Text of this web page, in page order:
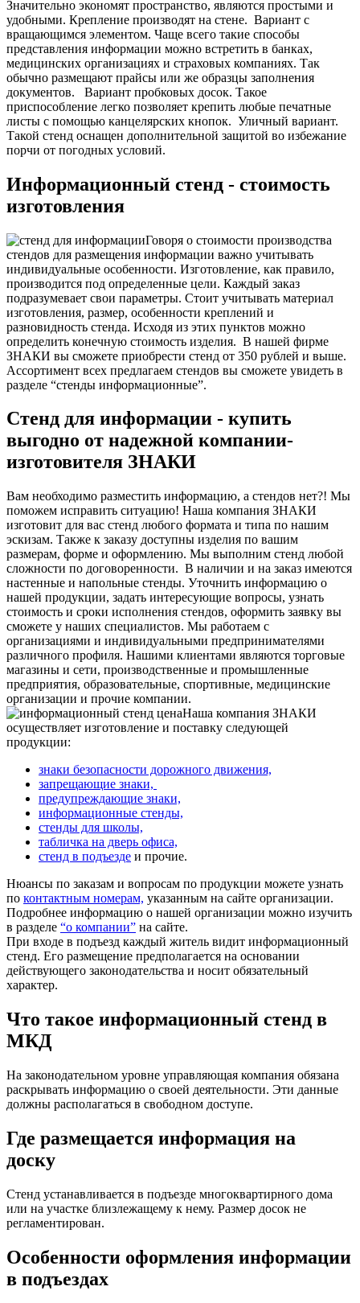
Значительно экономят пространство, являются простыми и
удобными. Крепление производят на стене. Вариант с
вращающимся элементом. Чаще всего такие способы
представления информации можно встретить в банках,
медицинских организациях и страховых компаниях. Так
обычно размещают прайсы или же образцы заполнения
документов.
Вариант пробковых досок. Такое
приспособление легко позволяет крепить любые печатные
листы с помощью канцелярских кнопок. Уличный вариант.
Такой стенд оснащен дополнительной защитой во избежание
порчи от погодных условий.
Информационный стенд - стоимость
изготовления
Говоря о стоимости производства
стендов для размещения информации важно учитывать
индивидуальные особенности. Изготовление, как правило,
производится под определенные цели. Каждый заказ
подразумевает свои параметры. Стоит учитывать материал
изготовления, размер, особенности креплений и
разновидность стенда. Исходя из этих пунктов можно
определить конечную стоимость изделия. В нашей фирме
ЗНАКИ вы сможете приобрести стенд от 350 рублей и выше.
Ассортимент всех предлагаем стендов вы сможете увидеть в
разделе “стенды информационные”.
Стенд для информации - купить
выгодно от надежной компании-
изготовителя ЗНАКИ
Вам необходимо разместить информацию, а стендов нет?! Мы
поможем исправить ситуацию! Наша компания ЗНАКИ
изготовит для вас стенд любого формата и типа по нашим
эскизам. Также к заказу доступны изделия по вашим
размерам, форме и оформлению. Мы выполним стенд любой
сложности по договоренности. В наличии и на заказ имеются
настенные и напольные стенды. Уточнить информацию о
нашей продукции, задать интересующие вопросы, узнать
стоимость и сроки исполнения стендов, оформить заявку вы
сможете у наших специалистов. Мы работаем с
организациями и индивидуальными предпринимателями
различного профиля. Нашими клиентами являются торговые
магазины и сети, производственные и промышленные
предприятия, образовательные, спортивные, медицинские
организации и прочие компании.
Наша компания ЗНАКИ
осуществляет изготовление и поставку следующей
продукции:
знаки безопасности дорожного движения,
запрещающие знаки,
предупреждающие знаки,
информационные стенды,
стенды для школы,
табличка на дверь офиса,
стенд в подъезде и прочие.
Нюансы по заказам и вопросам по продукции можете узнать
по контактным номерам, указанным на сайте организации.
Подробнее информацию о нашей организации можно изучить
в разделе “о компании” на сайте.
При входе в подъезд каждый житель видит информационный
стенд. Его размещение предполагается на основании
действующего законодательства и носит обязательный
характер.
Что такое информационный стенд в
МКД
На законодательном уровне управляющая компания обязана
раскрывать информацию о своей деятельности. Эти данные
должны располагаться в свободном доступе.
Где размещается информация на
доску
Стенд устанавливается в подъезде многоквартирного дома
или на участке близлежащему к нему. Размер досок не
регламентирован.
Особенности оформления информации
в подъездах